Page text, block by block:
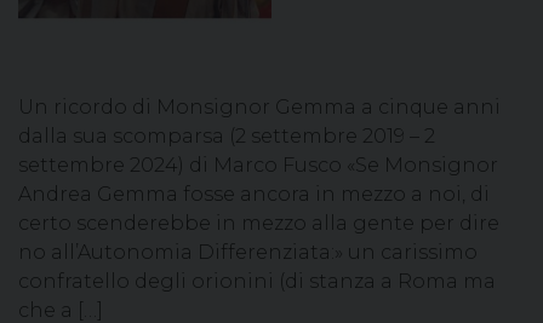
Un ricordo di Monsignor Gemma a cinque anni
dalla sua scomparsa (2 settembre 2019 – 2
settembre 2024) di Marco Fusco «Se Monsignor
Andrea Gemma fosse ancora in mezzo a noi, di
certo scenderebbe in mezzo alla gente per dire
no all’Autonomia Differenziata:» un carissimo
confratello degli orionini (di stanza a Roma ma
che a […]